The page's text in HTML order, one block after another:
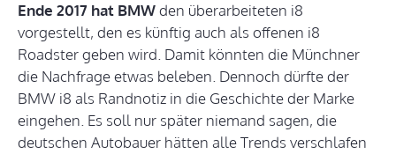
Ende 2017 hat BMWden überarbeiteten i8
vorgestellt, den es künftig auch als offenen i8
Roadster geben wird. Damit könnten die Münchner
die Nachfrage etwas beleben. Dennoch dürfte der
BMW i8 als Randnotiz in die Geschichte der Marke
eingehen. Es soll nur später niemand sagen, die
deutschen Autobauer hätten alle Trends verschlafen